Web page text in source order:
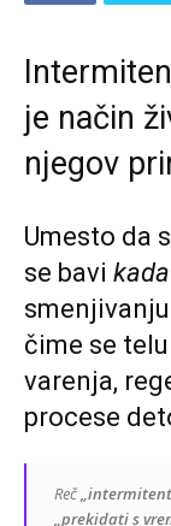
je način
njegov
Umesto da
se bavi kada
čime se
varenja,
procese
Reč
„prekidati s